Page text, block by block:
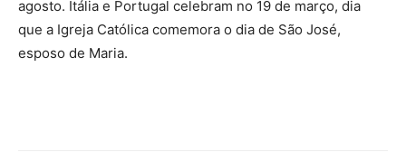
agosto. Itália e Portugal celebram no 19 de março, dia
que a Igreja Católica comemora o dia de São José,
esposo de Maria.